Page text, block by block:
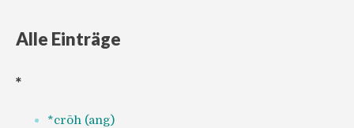
Alle Einträge
*
*crōh (ang)